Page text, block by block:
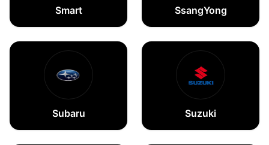
Smart SsangYong
Subaru Suzuki